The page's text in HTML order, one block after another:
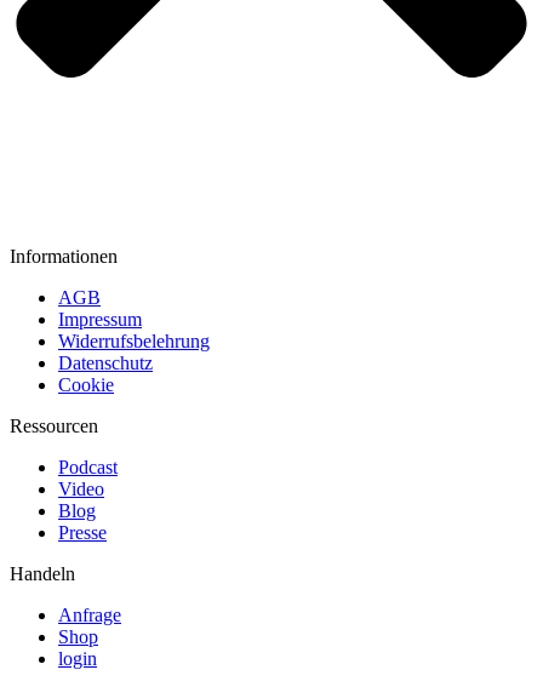
Informationen
AGB
Impressum
Widerrufsbelehrung
Datenschutz
Cookie
Ressourcen
Podcast
Video
Blog
Presse
Handeln
Anfrage
Shop
login